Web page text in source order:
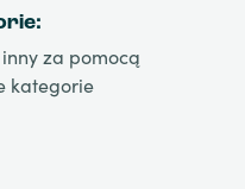
za pomocą
kategorie